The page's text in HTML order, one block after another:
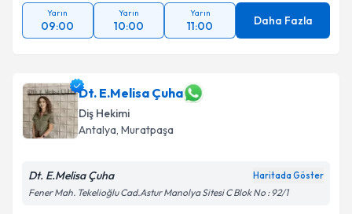
Yarın
09:00
Yarın
10:00
Yarın
11:00 Daha Fazla
Dt. E.Melisa Çuha
Diş Hekimi
Antalya, Muratpaşa
Dt. E.Melisa Çuha Haritada Göster
Fener Mah. Tekelioğlu Cad.Astur Manolya Sitesi C Blok No : 92/1